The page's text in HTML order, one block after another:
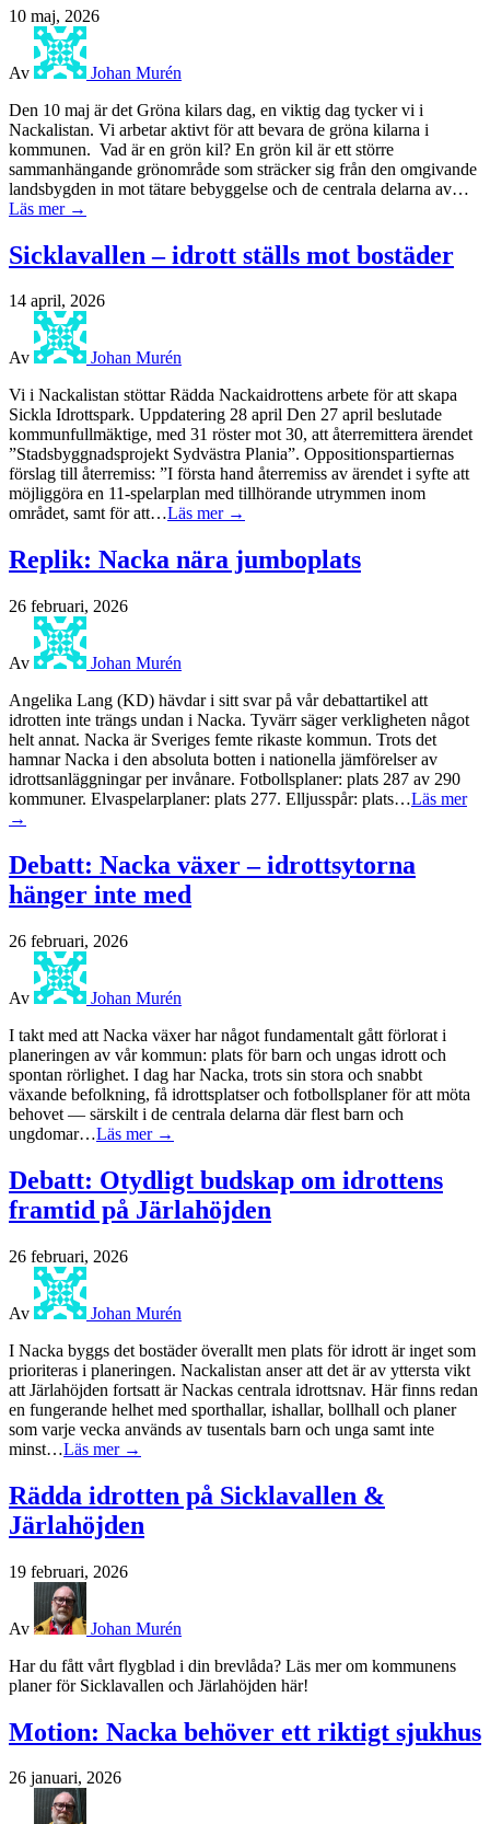
10 maj, 2026
Av
Johan Murén
Den 10 maj är det Gröna kilars dag, en viktig dag tycker vi i
Nackalistan. Vi arbetar aktivt för att bevara de gröna kilarna i
kommunen. Vad är en grön kil? En grön kil är ett större
sammanhängande grönområde som sträcker sig från den omgivande
landsbygden in mot tätare bebyggelse och de centrala delarna av…
Läs mer →
Sicklavallen – idrott ställs mot bostäder
14 april, 2026
Av
Johan Murén
Vi i Nackalistan stöttar Rädda Nackaidrottens arbete för att skapa
Sickla Idrottspark. Uppdatering 28 april Den 27 april beslutade
kommunfullmäktige, med 31 röster mot 30, att återremittera ärendet
”Stadsbyggnadsprojekt Sydvästra Plania”. Oppositionspartiernas
förslag till återremiss: ”I första hand återremiss av ärendet i syfte att
möjliggöra en 11-spelarplan med tillhörande utrymmen inom
området, samt för att…Läs mer →
Replik: Nacka nära jumboplats
26 februari, 2026
Av
Johan Murén
Angelika Lang (KD) hävdar i sitt svar på vår debattartikel att
idrotten inte trängs undan i Nacka. Tyvärr säger verkligheten något
helt annat. Nacka är Sveriges femte rikaste kommun. Trots det
hamnar Nacka i den absoluta botten i nationella jämförelser av
idrottsanläggningar per invånare. Fotbollsplaner: plats 287 av 290
kommuner. Elvaspelarplaner: plats 277. Elljusspår: plats…Läs mer
→
Debatt: Nacka växer – idrottsytorna
hänger inte med
26 februari, 2026
Av
Johan Murén
I takt med att Nacka växer har något fundamentalt gått förlorat i
planeringen av vår kommun: plats för barn och ungas idrott och
spontan rörlighet. I dag har Nacka, trots sin stora och snabbt
växande befolkning, få idrottsplatser och fotbollsplaner för att möta
behovet — särskilt i de centrala delarna där flest barn och
ungdomar…Läs mer →
Debatt: Otydligt budskap om idrottens
framtid på Järlahöjden
26 februari, 2026
Av
Johan Murén
I Nacka byggs det bostäder överallt men plats för idrott är inget som
prioriteras i planeringen. Nackalistan anser att det är av yttersta vikt
att Järlahöjden fortsatt är Nackas centrala idrottsnav. Här finns redan
en fungerande helhet med sporthallar, ishallar, bollhall och planer
som varje vecka används av tusentals barn och unga samt inte
minst…Läs mer →
Rädda idrotten på Sicklavallen &
Järlahöjden
19 februari, 2026
Av
Johan Murén
Har du fått vårt flygblad i din brevlåda? Läs mer om kommunens
planer för Sicklavallen och Järlahöjden här!
Motion: Nacka behöver ett riktigt sjukhus
26 januari, 2026